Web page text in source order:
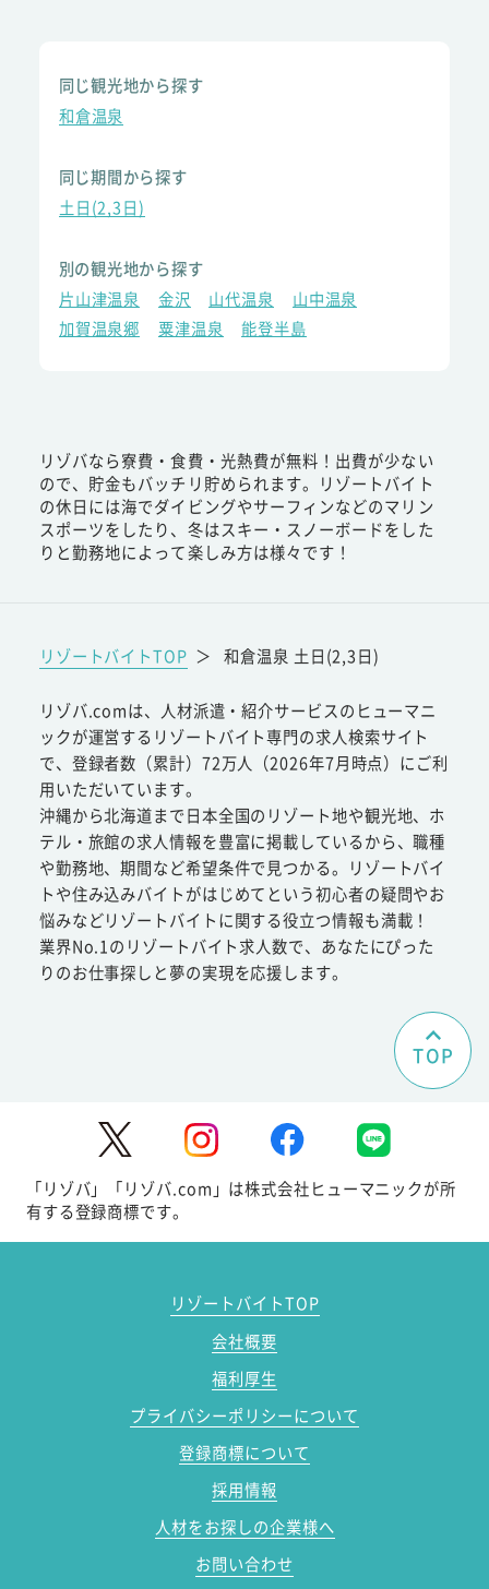
同じ観光地から探す
和倉温泉
同じ期間から探す
土日(2,3日)
別の観光地から探す
片山津温泉
金沢 山代温泉
山中温泉
加賀温泉郷
粟津温泉 能登半島
リゾバなら寮費・食費・光熱費が無料！出費が少ない
ので、貯金もバッチリ貯められます。リゾートバイト
の休日には海でダイビングやサーフィンなどのマリン
スポーツをしたり、冬はスキー・スノーボードをした
りと勤務地によって楽しみ方は様々です！
リゾートバイトTOP ＞ 和倉温泉 土日(2,3日)
リゾバ.comは、人材派遣・紹介サービスのヒューマニ
ックが運営するリゾートバイト専門の求人検索サイト
で、登録者数（累計）72万人（2026年7月時点）にご利
用いただいています。
沖縄から北海道まで日本全国のリゾート地や観光地、ホ
テル・旅館の求人情報を豊富に掲載しているから、職種
や勤務地、期間など希望条件で見つかる。リゾートバイ
トや住み込みバイトがはじめてという初心者の疑問やお
悩みなどリゾートバイトに関する役立つ情報も満載！
業界No.1のリゾートバイト求人数で、あなたにぴった
りのお仕事探しと夢の実現を応援します。
TOP
「リゾバ」「リゾバ.com」は株式会社ヒューマニックが所
有する登録商標です。
リゾートバイトTOP
会社概要
福利厚生
プライバシーポリシーについて
登録商標について
採用情報
人材をお探しの企業様へ
お問い合わせ